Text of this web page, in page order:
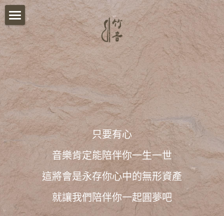
首頁
關於我們
影音分享
竹音講堂
竹音小語
報名須知
竹音小教室
ESG永續發展
只要有心
音樂肯定能陪伴你一生一世
這將會是永存你心中的無形資產
就讓我們陪伴你一起圓夢吧